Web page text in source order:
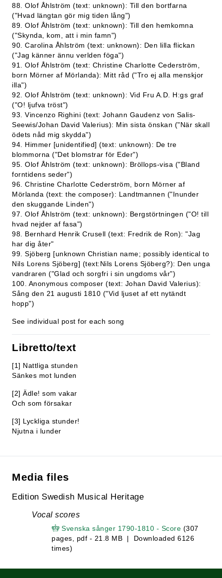
88. Olof Åhlström (text: unknown): Till den bortfarna
("Hvad längtan gör mig tiden lång")
89. Olof Åhlström (text: unknown): Till den hemkomna
("Skynda, kom, att i min famn")
90. Carolina Åhlström (text: unknown): Den lilla flickan
("Jag känner ännu verlden föga")
91. Olof Åhlström (text: Christine Charlotte Cederström,
born Mörner af Mörlanda): Mitt råd ("Tro ej alla menskjor
illa")
92. Olof Åhlström (text: unknown): Vid Fru A.D. H:gs graf
("O! ljufva tröst")
93. Vincenzo Righini (text: Johann Gaudenz von Salis-
Seewis/Johan David Valerius): Min sista önskan ("När skall
ödets nåd mig skydda")
94. Himmer [unidentified] (text: unknown): De tre
blommorna ("Det blomstrar för Eder")
95. Olof Åhlström (text: unknown): Bröllops-visa ("Bland
forntidens seder")
96. Christine Charlotte Cederström, born Mörner af
Mörlanda (text: the composer): Landtmannen ("Inunder
den skuggande Linden")
97. Olof Åhlström (text: unknown): Bergstörtningen ("O! till
hvad nejder af fasa")
98. Bernhard Henrik Crusell (text: Fredrik de Ron): "Jag
har dig åter"
99. Sjöberg [unknown Christian name; possibly identical to
Nils Lorens Sjöberg] (text:Nils Lorens Sjöberg?): Den unga
vandraren ("Glad och sorgfri i sin ungdoms vår")
100. Anonymous composer (text: Johan David Valerius):
Sång den 21 augusti 1810 ("Vid ljuset af ett nytändt
hopp")
See individual post for each song
Libretto/text
[1] Nattliga stunden
Sänkes mot lunden
[2] Ädle! som vakar
Och som försakar
[3] Lyckliga stunder!
Njutna i lunder
Media files
Edition Swedish Musical Heritage
Vocal scores
Svenska sånger 1790-1810 - Score (307
pages, pdf - 21.8 MB | Downloaded 6126
times)